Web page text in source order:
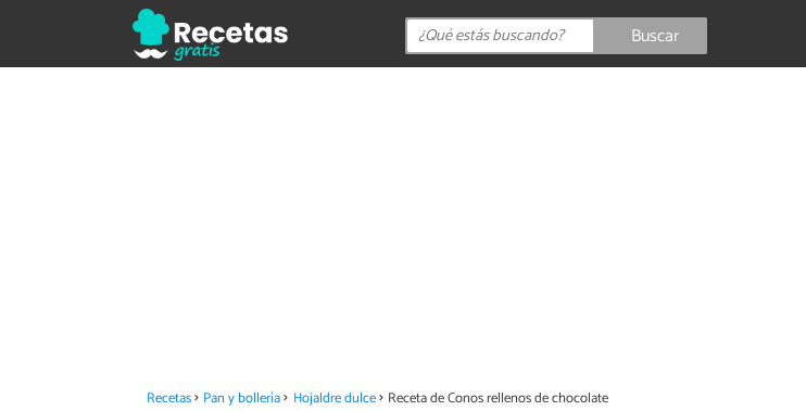
Buscar
Recetas Pan y bollería Hojaldre dulce Receta de Conos rellenos de chocolate